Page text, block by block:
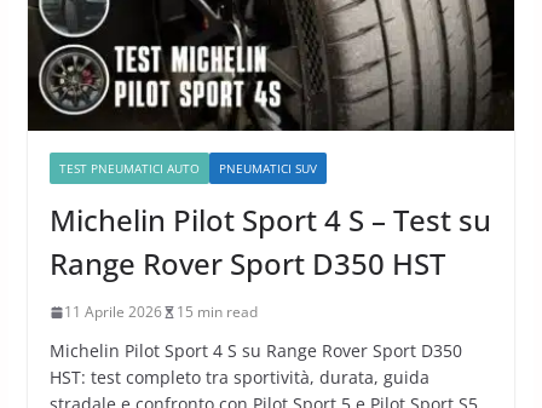
TEST PNEUMATICI AUTO PNEUMATICI SUV
Michelin Pilot Sport 4 S – Test su
Range Rover Sport D350 HST
11 Aprile 2026 15 min read
Michelin Pilot Sport 4 S su Range Rover Sport D350
HST: test completo tra sportività, durata, guida